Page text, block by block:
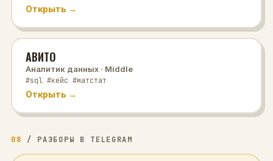
Открыть →
АВИТО
Аналитик данных· Middle
#sql #кейс #матстат
Открыть →
08 / РАЗБОРЫ В TELEGRAM